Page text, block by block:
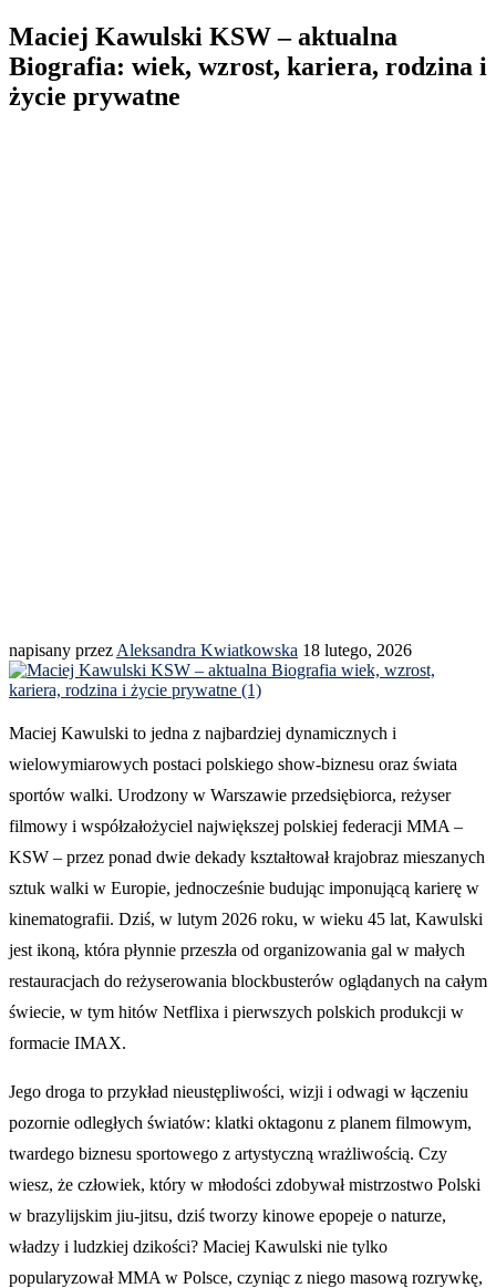
Maciej Kawulski KSW – aktualna
Biografia: wiek, wzrost, kariera, rodzina i
życie prywatne
napisany przez Aleksandra Kwiatkowska 18 lutego, 2026
Maciej Kawulski to jedna z najbardziej dynamicznych i
wielowymiarowych postaci polskiego show-biznesu oraz świata
sportów walki. Urodzony w Warszawie przedsiębiorca, reżyser
filmowy i współzałożyciel największej polskiej federacji MMA –
KSW – przez ponad dwie dekady kształtował krajobraz mieszanych
sztuk walki w Europie, jednocześnie budując imponującą karierę w
kinematografii. Dziś, w lutym 2026 roku, w wieku 45 lat, Kawulski
jest ikoną, która płynnie przeszła od organizowania gal w małych
restauracjach do reżyserowania blockbusterów oglądanych na całym
świecie, w tym hitów Netflixa i pierwszych polskich produkcji w
formacie IMAX.
Jego droga to przykład nieustępliwości, wizji i odwagi w łączeniu
pozornie odległych światów: klatki oktagonu z planem filmowym,
twardego biznesu sportowego z artystyczną wrażliwością. Czy
wiesz, że człowiek, który w młodości zdobywał mistrzostwo Polski
w brazylijskim jiu-jitsu, dziś tworzy kinowe epopeje o naturze,
władzy i ludzkiej dzikości? Maciej Kawulski nie tylko
popularyzował MMA w Polsce, czyniąc z niego masową rozrywkę,